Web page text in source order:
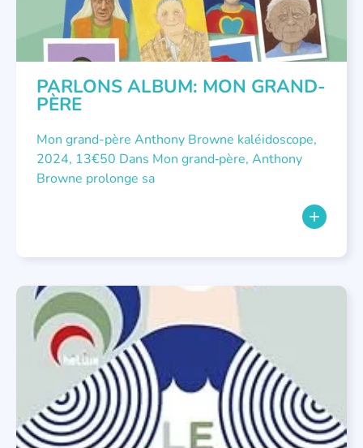
PARLONS ALBUM: MON GRAND-
PÈRE
Mon grand-père Anthony Browne kaléidoscope,
2024, 13€50 Dans Mon grand‑père, Anthony
Browne prolonge sa
NON CLASSÉ , PARLONS ALBUMS